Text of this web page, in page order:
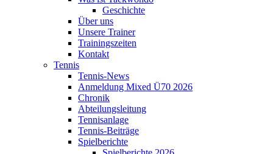
Geschichte
Über uns
Unsere Trainer
Trainingszeiten
Kontakt
Tennis
Tennis-News
Anmeldung Mixed Ü70 2026
Chronik
Abteilungsleitung
Tennisanlage
Tennis-Beiträge
Spielberichte